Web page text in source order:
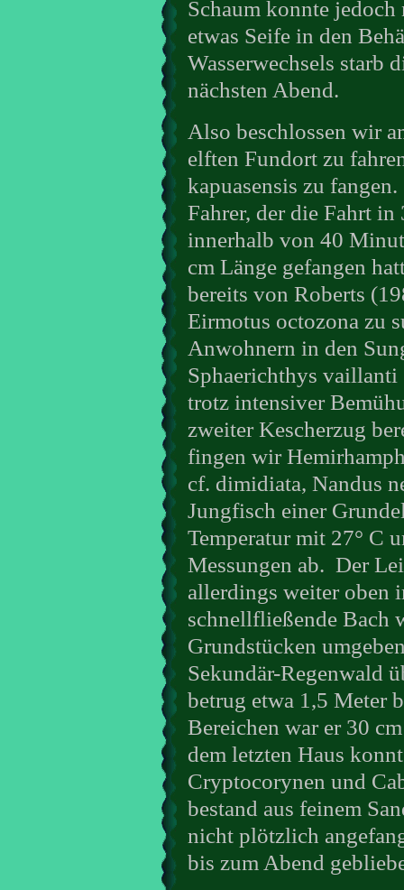
Schaum konnte
etwas Seife in den
Wasserwechsels starb
nächsten Abend.
Also beschlossen wir
elften Fundort zu
kapuasensis zu
Fahrer, der die Fahrt
innerhalb von 40
cm Länge gefangen
bereits von Roberts
Eirmotus octozona zu
Anwohnern in den
Sphaerichthys
trotz intensiver
zweiter Kescherzug
fingen wir
cf. dimidiata, Nandus
Jungfisch einer
Temperatur mit 27° C
Messungen ab. Der
allerdings weiter oben
schnellfließende Bach
Grundstücken
Sekundär-Regenwald
betrug etwa 1,5 Meter
Bereichen war er 30
dem letzten Haus
Cryptocorynen und
bestand aus feinem
nicht plötzlich
bis zum Abend